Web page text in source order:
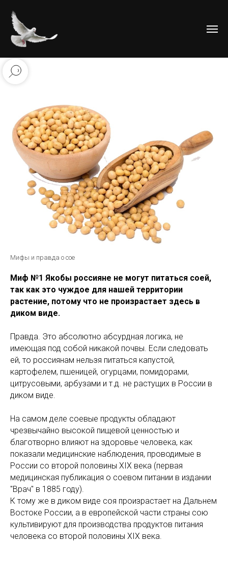
Мифы и правда о сое
Миф №1 Якобы россияне не могут питаться соей,
так как это чуждое для нашей территории
растение, потому что не произрастает здесь в
диком виде.
Правда. Это абсолютно абсурдная логика, не
имеющая под собой никакой почвы. Если следовать
ей, то россиянам нельзя питаться капустой,
картофелем, пшеницей, огурцами, помидорами,
цитрусовыми, арбузами и т.д. не растущих в России в
диком виде.
На самом деле соевые продукты обладают
чрезвычайно высокой пищевой ценностью и
благотворно влияют на здоровье человека, как
показали медицинские наблюдения, проводимые в
России со второй половины XIX века (первая
медицинская публикация о соевом питании в издании
"Врач" в 1885 году).
К тому же в диком виде соя произрастает на Дальнем
Востоке России, а в европейской части страны сою
культивируют для производства продуктов питания
человека со второй половины XIX века.